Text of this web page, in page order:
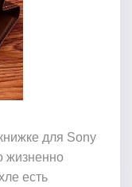
для Sony
жизненно
есть